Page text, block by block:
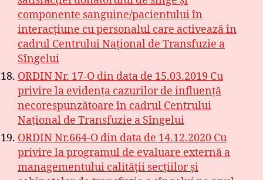
componente sanguine/pacientului în
interacțiune cu personalul care activează în
cadrul Centrului Național de Transfuzie a
Sîngelui
ORDIN Nr. 17-O din data de 15.03.2019 Cu
privire la evidența cazurilor de influență
necorespunzătoare în cadrul Centrului
Național de Transfuzie a Sîngelui
ORDIN Nr.664-O din data de 14.12.2020 Cu
privire la programul de evaluare externă a
managementului calității secțiilor și